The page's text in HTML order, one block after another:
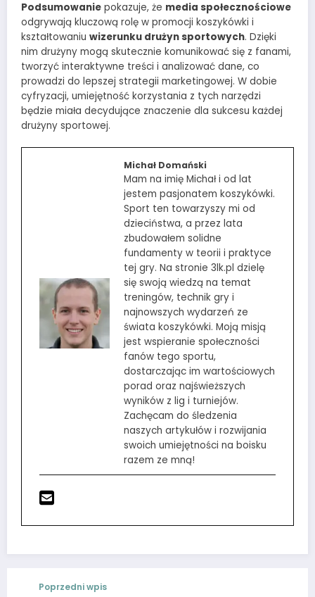
Podsumowanie pokazuje, że media społecznościowe
odgrywają kluczową rolę w promocji koszykówki i
kształtowaniu wizerunku drużyn sportowych. Dzięki
nim drużyny mogą skutecznie komunikować się z fanami,
tworzyć interaktywne treści i analizować dane, co
prowadzi do lepszej strategii marketingowej. W dobie
cyfryzacji, umiejętność korzystania z tych narzędzi
będzie miała decydujące znaczenie dla sukcesu każdej
drużyny sportowej.
Michał Domański
Mam na imię Michał i od lat
jestem pasjonatem koszykówki.
Sport ten towarzyszy mi od
dzieciństwa, a przez lata
zbudowałem solidne
fundamenty w teorii i praktyce
tej gry. Na stronie 3lk.pl dzielę
się swoją wiedzą na temat
treningów, technik gry i
najnowszych wydarzeń ze
świata koszykówki. Moją misją
jest wspieranie społeczności
fanów tego sportu,
dostarczając im wartościowych
porad oraz najświeższych
wyników z lig i turniejów.
Zachęcam do śledzenia
naszych artykułów i rozwijania
swoich umiejętności na boisku
razem ze mną!
Poprzedni wpis